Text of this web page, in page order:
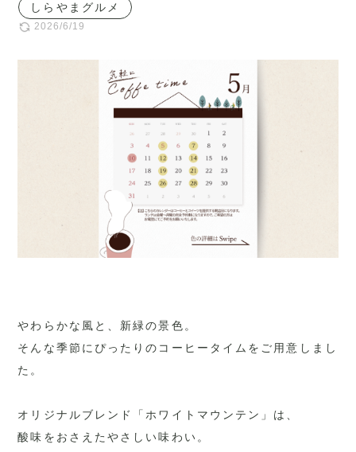
しらやまグルメ
2026/6/19
やわらかな風と、新緑の景色。
そんな季節にぴったりのコーヒータイムをご用意しまし
た。
オリジナルブレンド「ホワイトマウンテン」は、
酸味をおさえたやさしい味わい。